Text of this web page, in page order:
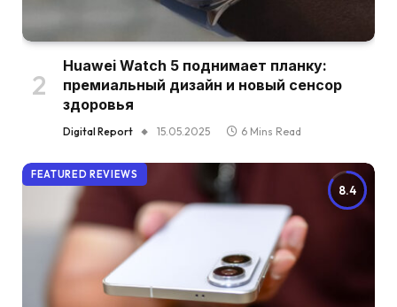
Huawei Watch 5 поднимает планку:
премиальный дизайн и новый сенсор
здоровья
Digital Report 15.05.2025 6 Mins Read
8.4
FEATURED REVIEWS